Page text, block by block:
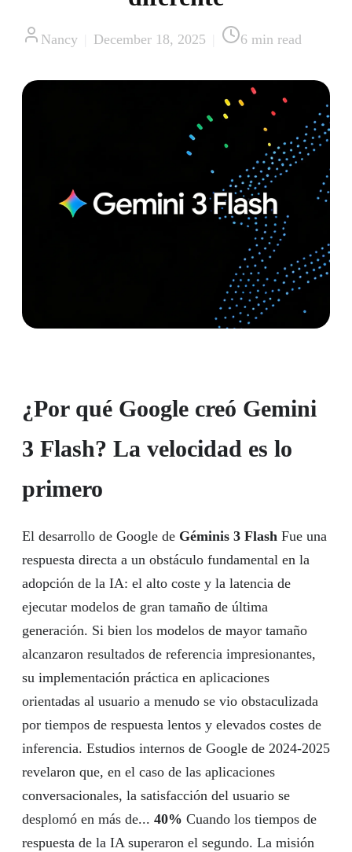
Nancy December 18, 2025 6 min read
¿Por qué Google creó Gemini
3 Flash? La velocidad es lo
primero
El desarrollo de Google de Géminis 3 Flash Fue una
respuesta directa a un obstáculo fundamental en la
adopción de la IA: el alto coste y la latencia de
ejecutar modelos de gran tamaño de última
generación. Si bien los modelos de mayor tamaño
alcanzaron resultados de referencia impresionantes,
su implementación práctica en aplicaciones
orientadas al usuario a menudo se vio obstaculizada
por tiempos de respuesta lentos y elevados costes de
inferencia. Estudios internos de Google de 2024-2025
revelaron que, en el caso de las aplicaciones
conversacionales, la satisfacción del usuario se
desplomó en más de... 40% Cuando los tiempos de
respuesta de la IA superaron el segundo. La misión